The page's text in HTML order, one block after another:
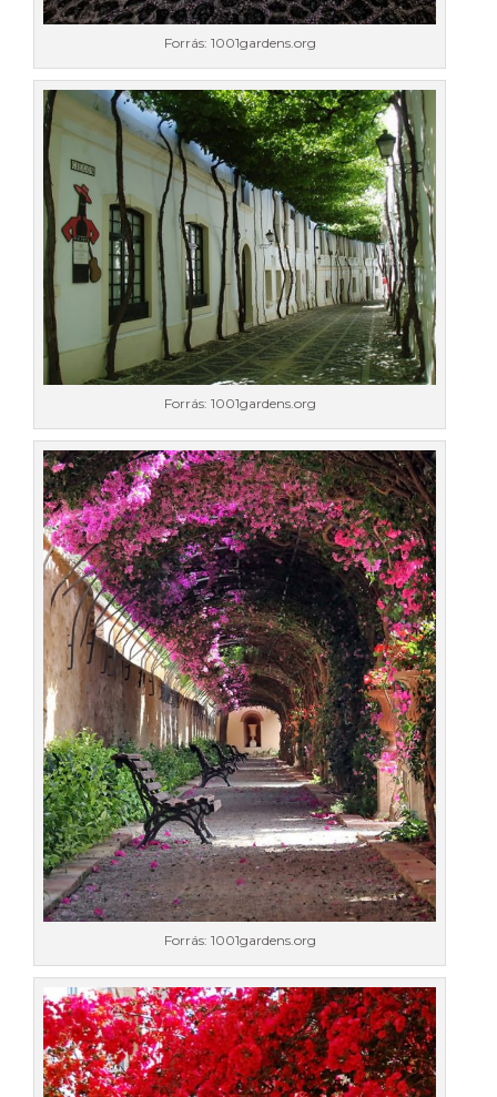
Forrás: 1001gardens.org
Forrás: 1001gardens.org
Forrás: 1001gardens.org